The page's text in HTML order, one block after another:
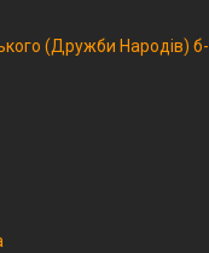
(Дружби Народів) б-